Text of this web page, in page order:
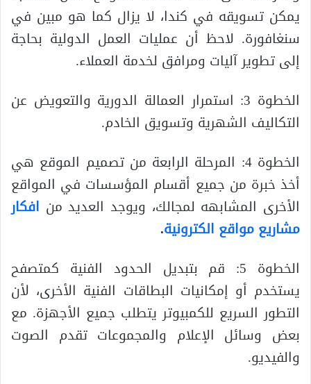
يمكن تسويقه في كندا، لا يزال كما هو مبين في
سنغافورة. لاحظ أن عمليات العمل الدولية بحاجة
إلى تطوير آليات ومرافق لخدمة العملاء.
الخطوة 3: استمرار العمالة الدورية والتعويض عن
التكاليف الشهرية وتسويق الخادم.
الخطوة 4: المرحلة الرابعة من تصميم الموقع هي
أخذ خبرة من جميع أقسام المؤسسات في المواقع
الأخرى المشابهه لمجالك، ويوجد العديد من افكار
مشاريع مواقع الكترونية.
الخطوة 5: قم بتبديل الحدود الفنية كمتصفح
يستخدم أو إمكانيات البطاقات الفنية الأخرى، لأن
التطور السريع للكمبيوتر يتطلب جميع الأجهزة. مع
بعض وسائل الإعلام والمجموعات تقدم الصوت
والفيديو.